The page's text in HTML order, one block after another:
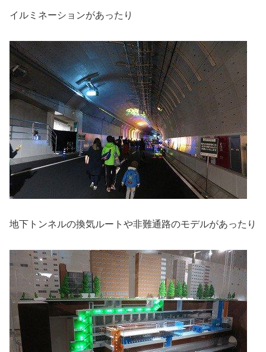
イルミネーションがあったり
地下トンネルの換気ルートや非難通路のモデルがあったり